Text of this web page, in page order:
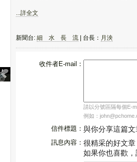
...詳全文
新聞台: 細 水 長 流 | 台長： 月泱
收件者E-mail：
請以分號區隔每個E-
例如：
信件標題： 與你分享這篇文
訊息內容： 很精采的好文章
如果你也喜歡，